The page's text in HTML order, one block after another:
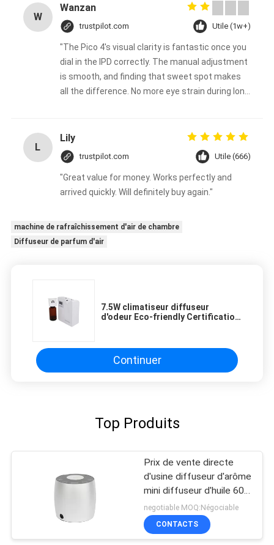
W
Wanzan
trustpilot.com Utile (1w+)
"The Pico 4's visual clarity is fantastic once you
dial in the IPD correctly. The manual adjustment
is smooth, and finding that sweet spot makes
all the difference. No more eye strain during long
fantastic once you dial in the IPD correctly. The
manual adjustment is smooth, and finding that
sweet spot makes all the difference. No more
eye strain during long sessions. Highly
recommend taking the time to set it up
once you dial in the IPD correctly. The manual
adjustment is smooth, and finding that sweet
4's visual clarity is fantastic once you dial in the
IPD correctly. The manual adjustment is
smooth, and finding that sweet spot makes all
sessions. Highly r
L
Lily
trustpilot.com Utile (666)
"Great value for money. Works perfectly and
arrived quickly. Will definitely buy again."
machine de rafraîchissement d'air de chambre
Diffuseur de parfum d'air
7.5W climatiseur diffuseur
d'odeur Eco-friendly Certification
Continuer
Top Produits
Prix de vente directe
d'usine diffuseur d'arôme
mini diffuseur d'huile 60
ml aluminium
negotiable MOQ:Négociable
CONTACTS